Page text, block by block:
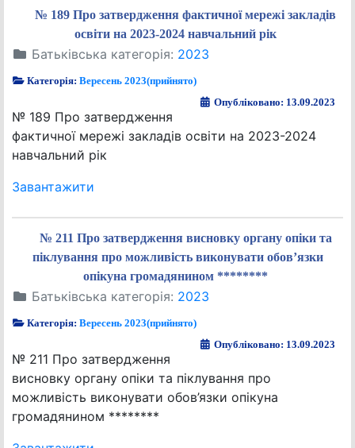
№ 189 Про затвердження фактичної мережі закладів
освіти на 2023-2024 навчальний рік
Батьківська категорія: 2023
Категорія:Вересень 2023(прийнято)
Опубліковано: 13.09.2023
№ 189 Про затвердження
фактичної мережі закладів освіти на 2023-2024
навчальний рік
Завантажити
№ 211 Про затвердження висновку органу опіки та
піклування про можливість виконувати обов’язки
опікуна громадянином ********
Батьківська категорія: 2023
Категорія:Вересень 2023(прийнято)
Опубліковано: 13.09.2023
№ 211 Про затвердження
висновку органу опіки та піклування про
можливість виконувати обов’язки опікуна
громадянином ********